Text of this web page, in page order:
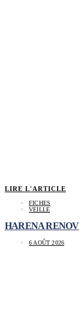
LIRE L'ARTICLE
FICHES
VEILLE
HARENA RENOV
6 AOÛT 2026